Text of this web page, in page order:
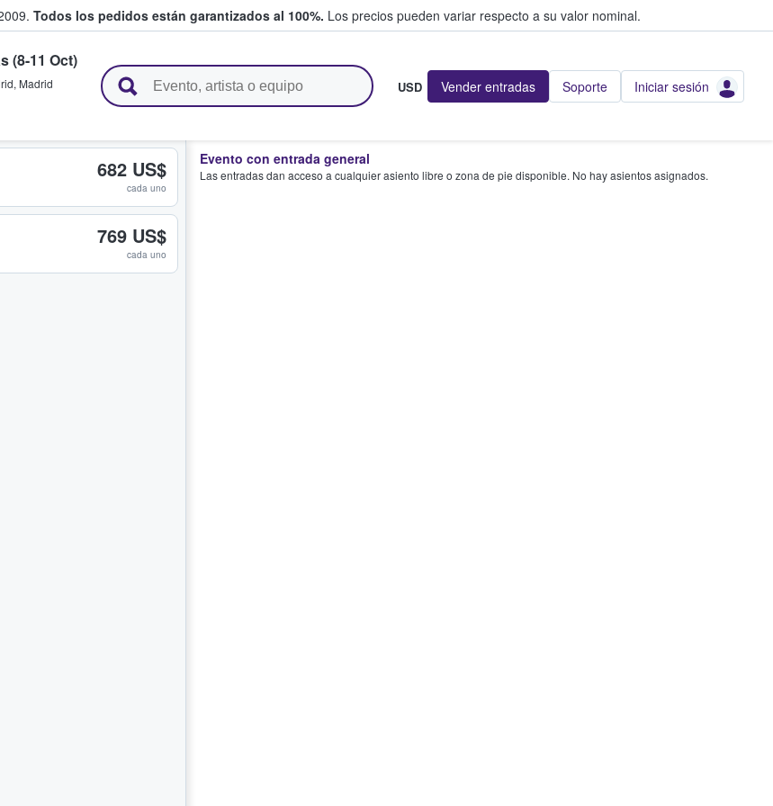
Todos los pedidos están garantizados al 100%. Los precios pueden variar respecto a su valor nominal.
entre fans
(8-11 Oct)
, Madrid
USD Vender entradas Soporte Iniciar sesión
682 US$
cada uno
769 US$
cada uno
Evento con entrada general
Las entradas dan acceso a cualquier asiento libre o zona de pie disponible. No hay asientos asignados.